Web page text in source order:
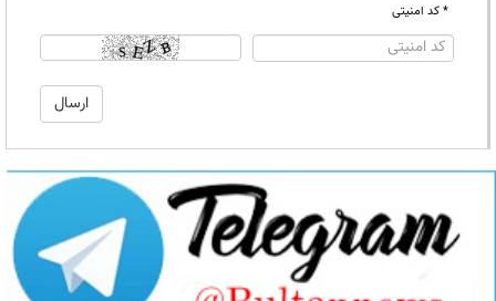
* کد امنیتی